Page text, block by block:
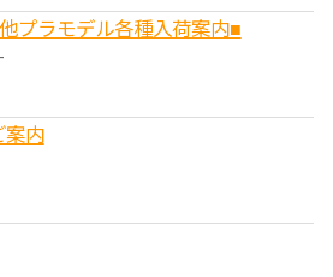
プラモデル各種入荷案内■
案内